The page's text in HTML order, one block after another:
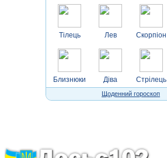
Тілець
Близнюки
Лев
Діва
Скорпіон
Стрілець
Щоденний гороскоп